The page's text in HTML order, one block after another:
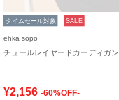
タイムセール対象 SALE
ehka sopo
チュールレイヤードカーディガン
¥2,156 -60%OFF-